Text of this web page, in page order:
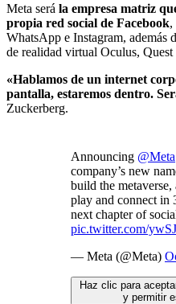
Meta será la empresa matriz
propia red social de Facebook,
WhatsApp e Instagram, además
de realidad virtual Oculus,
«Hablamos de un internet
pantalla, estaremos dentro.
Zuckerberg.
Announcing @Meta
company’s new
build the
play and connect in
next chapter of
pic.twitter.com/
— Meta (@Meta)
Haz clic para
y permitir